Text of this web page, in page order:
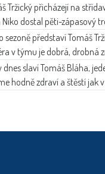
Tržický přicházejí na
dostal pěti-zápasový
sezoně představí Tomáš
v týmu je dobrá, drobná
dnes slaví Tomáš Bláha,
hodně zdraví a štěstí jak